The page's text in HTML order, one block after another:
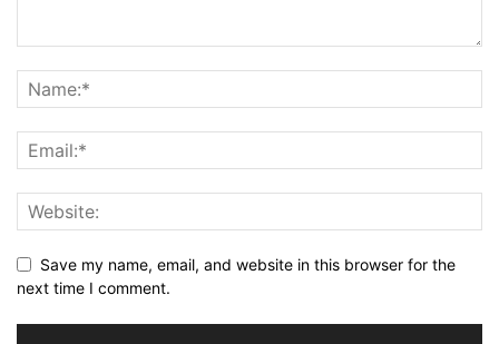
Save my name, email, and website in this browser for the
next time I comment.